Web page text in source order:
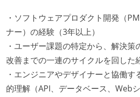
・ソフトウェアプロダクト開発（
ナー）の経験（3年以上）
・ユーザー課題の特定から、解決
改善までの一連のサイクルを回した
・エンジニアやデザイナーと協働
的理解（API、データベース、Web